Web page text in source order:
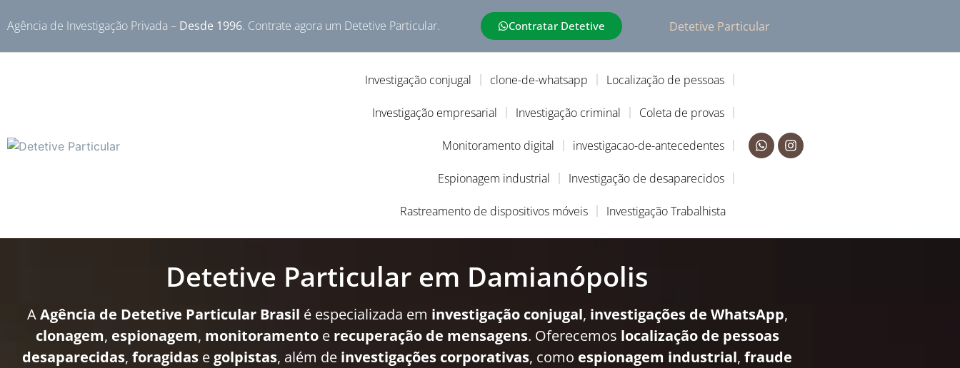
Agência de Investigação Privada – Desde 1996. Contrate agora um Detetive Particular. Contratar Detetive Detetive Particular
Investigação conjugal clone-de-whatsapp Localização de pessoas
Investigação empresarial Investigação criminal Coleta de provas
Monitoramento digital investigacao-de-antecedentes
Espionagem industrial Investigação de desaparecidos
Rastreamento de dispositivos móveis Investigação Trabalhista
Detetive Particular em Damianópolis
AAgência de Detetive Particular Brasil é especializada em investigação conjugal, investigações de WhatsApp,
clonagem, espionagem, monitoramentoe recuperação de mensagens. Oferecemos localização de pessoas
desaparecidas, foragidas e golpistas, além de investigações corporativas, como espionagem industrial, fraude